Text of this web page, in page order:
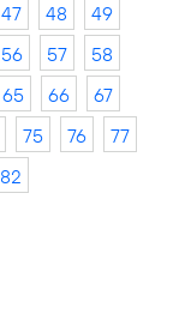
47 48
49
56 57
58
65 66
67
75 76
77
82